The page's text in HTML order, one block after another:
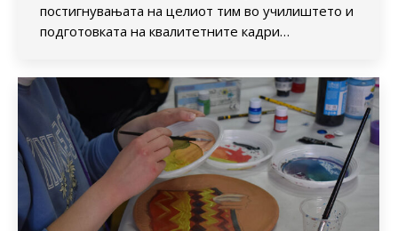
постигнувањата на целиот тим во училиштето и
подготовката на квалитетните кадри…